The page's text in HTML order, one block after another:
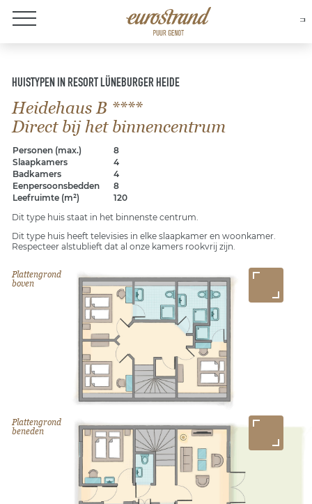
Over Eurostrand
HUISTYPEN IN RESORT LÜNEBURGER HEIDE
Heidehaus B ****
Direct bij het binnencentrum
Personen (max.)
8
Slaapkamers
4
Badkamers
4
Eenpersoonsbedden
8
Leefruimte (m²)
120
Dit type huis staat in het binnenste centrum.
Dit type huis heeft televisies in elke slaapkamer en woonkamer.
Respecteer alstublieft dat al onze kamers rookvrij zijn.
Plattengrond
boven
Plattengrond
beneden